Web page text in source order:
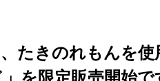
にて、たきの
を限定販売開始で